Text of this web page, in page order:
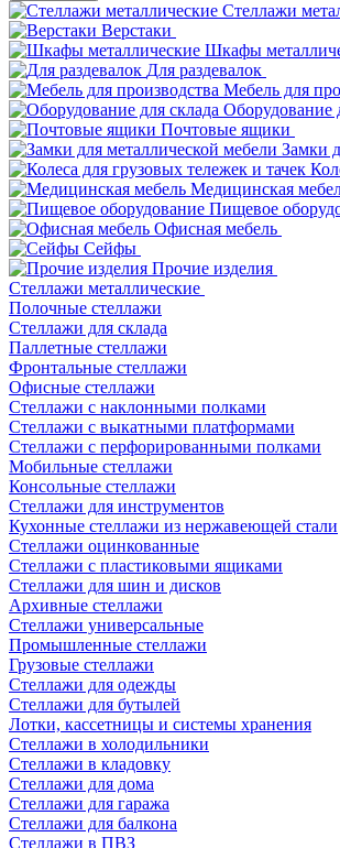
Стеллажи
Верстаки
Шкафы
Для раздевалок
Мебель для
Оборудование
Почтовые ящики
Замки
Медицинская
Пищевое
Офисная мебель
Сейфы
Прочие изделия
Стеллажи металлические
Полочные стеллажи
Стеллажи для склада
Паллетные стеллажи
Фронтальные стеллажи
Офисные стеллажи
Стеллажи с наклонными полками
Стеллажи с выкатными платформами
Стеллажи с перфорированными полками
Мобильные стеллажи
Консольные стеллажи
Стеллажи для инструментов
Кухонные стеллажи из нержавеющей стали
Стеллажи оцинкованные
Стеллажи с пластиковыми ящиками
Стеллажи для шин и дисков
Архивные стеллажи
Стеллажи универсальные
Промышленные стеллажи
Грузовые стеллажи
Стеллажи для одежды
Стеллажи для бутылей
Лотки, кассетницы и системы хранения
Стеллажи в холодильники
Стеллажи в кладовку
Стеллажи для дома
Стеллажи для гаража
Стеллажи для балкона
Стеллажи в ПВЗ